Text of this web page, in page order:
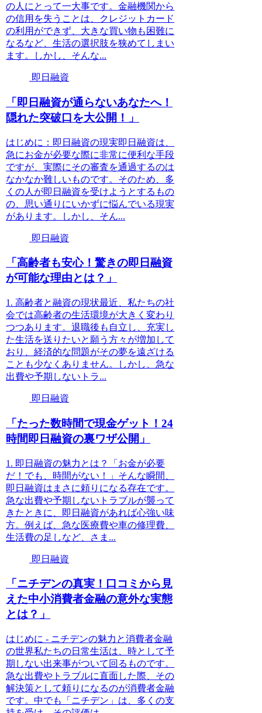
の人にとって一大事です。金融機関から
の信用を失うことは、クレジットカード
の利用ができず、大きな買い物も困難に
なるなど、生活の選択肢を狭めてしまい
ます。しかし、そんな...
即日融資
「即日融資が通らないあなたへ！
隠れた突破口を大公開！」
はじめに：即日融資の現実即日融資は、
急にお金が必要な際に非常に便利な手段
ですが、実際にその審査を通過するのは
なかなか難しいものです。そのため、多
くの人が即日融資を受けようとするもの
の、思い通りにいかずに悩んでいる現実
があります。しかし、そん...
即日融資
「高齢者も安心！驚きの即日融資
が可能な理由とは？」
1. 高齢者と融資の現状最近、私たちの社
会では高齢者の生活環境が大きく変わり
つつあります。退職後も自立し、充実し
た生活を送りたいと願う方々が増加して
おり、経済的な問題がその夢を遠ざける
ことも少なくありません。しかし、急な
出費や予期しないトラ...
即日融資
「たった数時間で現金ゲット！24
時間即日融資の裏ワザ公開」
1. 即日融資の魅力とは？「お金が必要
だ！でも、時間がない！」そんな瞬間、
即日融資はまさに頼りになる存在です。
急な出費や予期しないトラブルが襲って
きたときに、即日融資があれば心強い味
方。例えば、急な医療費や車の修理費、
生活費の足しなど、さま...
即日融資
「ニチデンの真実！口コミから見
えた中小消費者金融の意外な実態
とは？」
はじめに - ニチデンの魅力と消費者金融
の世界私たちの日常生活は、時として予
期しない出来事がついて回るものです。
急な出費やトラブルに直面した際、その
解決策として頼りになるのが消費者金融
です。中でも「ニチデン」は、多くの支